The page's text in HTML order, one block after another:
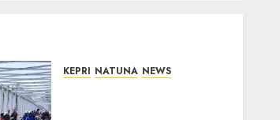
KEPRI NATUNA NEWS